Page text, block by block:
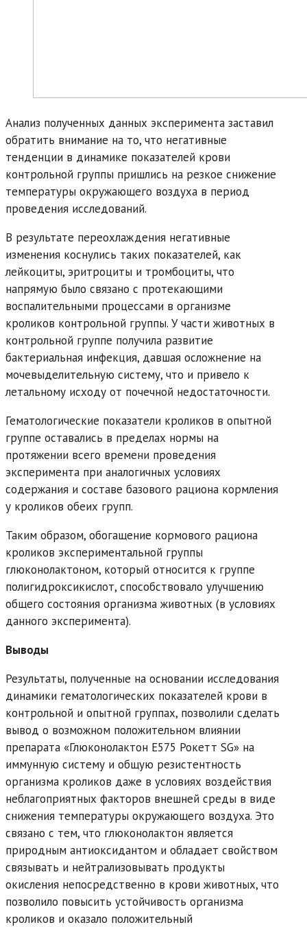
Анализ полученных данных эксперимента заставил
обратить внимание на то, что негативные
тенденции в динамике показателей крови
контрольной группы пришлись на резкое снижение
температуры окружающего воздуха в период
проведения исследований.
В результате переохлаждения негативные
изменения коснулись таких показателей, как
лейкоциты, эритроциты и тромбоциты, что
напрямую было связано с протекающими
воспалительными процессами в организме
кроликов контрольной группы. У части животных в
контрольной группе получила развитие
бактериальная инфекция, давшая осложнение на
мочевыделительную систему, что и привело к
летальному исходу от почечной недостаточности.
Гематологические показатели кроликов в опытной
группе оставались в пределах нормы на
протяжении всего времени проведения
эксперимента при аналогичных условиях
содержания и составе базового рациона кормления
у кроликов обеих групп.
Таким образом, обогащение кормового рациона
кроликов экспериментальной группы
глюконолактоном, который относится к группе
полигидроксикислот, способствовало улучшению
общего состояния организма животных (в условиях
данного эксперимента).
Выводы
Результаты, полученные на основании исследования
динамики гематологических показателей крови в
контрольной и опытной группах, позволили сделать
вывод о возможном положительном влиянии
препарата «Глюконолактон Е575 Рокетт SG» на
иммунную систему и общую резистентность
организма кроликов даже в условиях воздействия
неблагоприятных факторов внешней среды в виде
снижения температуры окружающего воздуха. Это
связано с тем, что глюконолактон является
природным антиоксидантом и обладает свойством
связывать и нейтрализовывать продукты
окисления непосредственно в крови животных, что
позволило повысить устойчивость организма
кроликов и оказало положительный